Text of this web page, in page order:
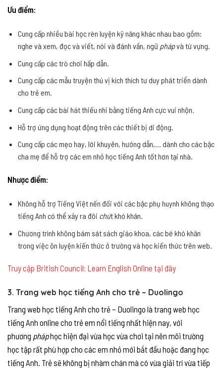
Ưu điểm:
Cung cấp nhiều bài học rèn luyện kỹ năng khác nhau bao gồm:
nghe và xem, đọc và viết, nói và đánh vần, ngữ phápvà từ vựng.
Cung cấp các trò chơi hấp dẫn.
Cung cấp các mẫu truyện thú vị kích thích tư duy phát triển dành
cho trẻ em.
Cung cấp các bài hát thiếu nhi bằng tiếng Anh cực vui nhộn.
Hỗ trợ ứng dụng hoạt động trên các thiết bị di động.
Cung cấp các mẹo hay, lời khuyên, hướng dẫn,… dành cho các bậc
cha mẹ để hỗ trợ các em nhỏ học tiếng Anh tốt hơn tại nhà.
Nhược điểm:
Không hỗ trợ Tiếng Việt nến đối với các bậc phụ huynh không thạo
tiếng Anh có thể xảy ra đôi chút khó khăn.
Chương trình không bám sát sách giáo khoa, các bé khó khăn
trong việc ôn luyện kiến thức ở trường và học kiến thức trên web.
Truy cập British Council: Learn English Online tại đây
3. Trang web học tiếng Anh cho trẻ – Duolingo
Trang web học tiếng Anh cho trẻ – Duolingo là trang web học
tiếng Anh online cho trẻ em nổi tiếng nhất hiện nay, với
phương pháphọc hiện đại vừa học vừa chơi tại nên môi trường
học tập rất phù hợp cho các em nhỏ mới bắt đầu hoặc đang học
tiếng Anh. Trẻ sẽ không bị nhàm chán mà có vừa giải trí vừa tiếp